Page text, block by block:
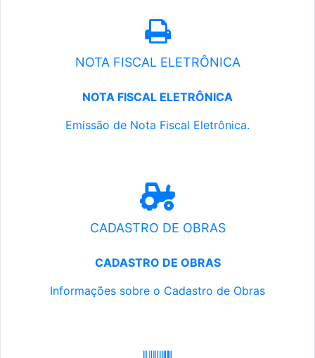
NOTA FISCAL ELETRÔNICA
NOTA FISCAL ELETRÔNICA
Emissão de Nota Fiscal Eletrônica.
CADASTRO DE OBRAS
CADASTRO DE OBRAS
Informações sobre o Cadastro de Obras